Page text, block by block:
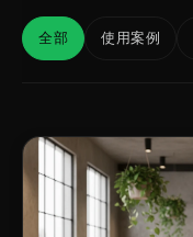
全部 使用案例